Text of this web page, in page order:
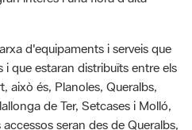
i que estaran distribuïts entre els
això és, Planoles, Queralbs,
de Ter, Setcases i Molló,
seran des de Queralbs,